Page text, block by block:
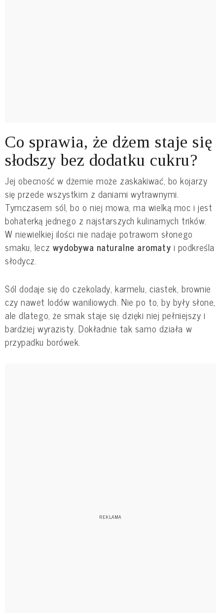
Co sprawia, że dżem staje się
słodszy bez dodatku cukru?
Jej obecność w dżemie może zaskakiwać, bo kojarzy
się przede wszystkim z daniami wytrawnymi.
Tymczasem sól, bo o niej mowa, ma wielką moc i jest
bohaterką jednego z najstarszych kulinarnych trików.
W niewielkiej ilości nie nadaje potrawom słonego
smaku, lecz wydobywa naturalne aromaty i podkreśla
słodycz.
Sól dodaje się do czekolady, karmelu, ciastek, brownie
czy nawet lodów waniliowych. Nie po to, by były słone,
ale dlatego, że smak staje się dzięki niej pełniejszy i
bardziej wyrazisty. Dokładnie tak samo działa w
przypadku borówek.